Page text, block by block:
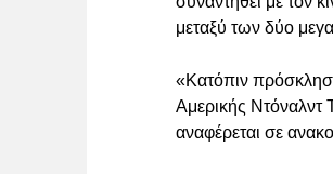
μεταξύ των δύο
«Κατόπιν
Αμερικής Ντόναλντ
αναφέρεται σε